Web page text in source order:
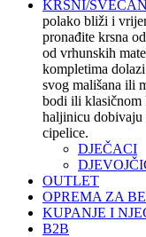
KRSNI/
polako bliži i
pronađite krsna
od vrhunskih
kompletima
svog mališana ili
bodi ili klasičnom
haljinicu dobivaju
cipelice.
DJEČACI
OUTLET
OPREMA ZA
KUPANJE I
B2B